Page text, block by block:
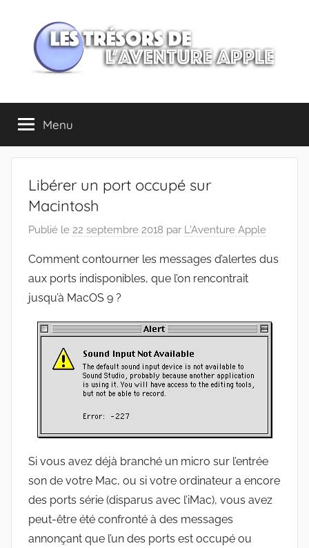
contenu
Les
trésors
de
l'Aventure
Apple
Menu
Libérer un port occupé sur
Macintosh
Publié le 22 septembre 2018 par L'Aventure Apple
Comment contourner les messages d’alertes dus
aux ports indisponibles, que l’on rencontrait
jusqu’à MacOS 9 ?
Si vous avez déjà branché un micro sur l’entrée
son de votre Mac, ou si votre ordinateur a encore
des ports série (disparus avec l’iMac), vous avez
peut-être été confronté à des messages
annonçant que l’un des ports est occupé ou